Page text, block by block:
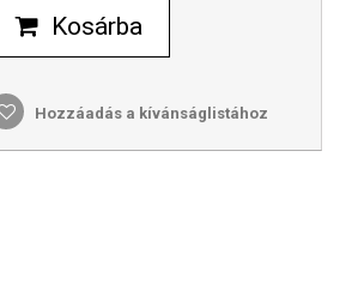
Kosárba
Hozzáadás a kívánságlistához